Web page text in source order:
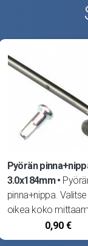
Pyörän
3.0x184mm
pinna+nippa. Valitse
oikea koko
pituus vanhasta: ota
mitta sisäkulmasta
0,90 €